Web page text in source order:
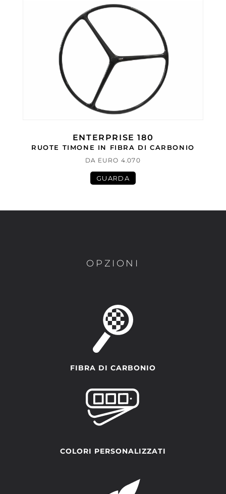
ENTERPRISE 180
RUOTE TIMONE IN FIBRA DI CARBONIO
DA EURO 4.070
GUARDA
OPZIONI
FIBRA DI CARBONIO
COLORI PERSONALIZZATI